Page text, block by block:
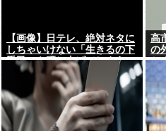
【画像】日テレ、絶対ネタに
しちゃいけない「生きるの下
手民」を晒し上げてしまう
高
の
か